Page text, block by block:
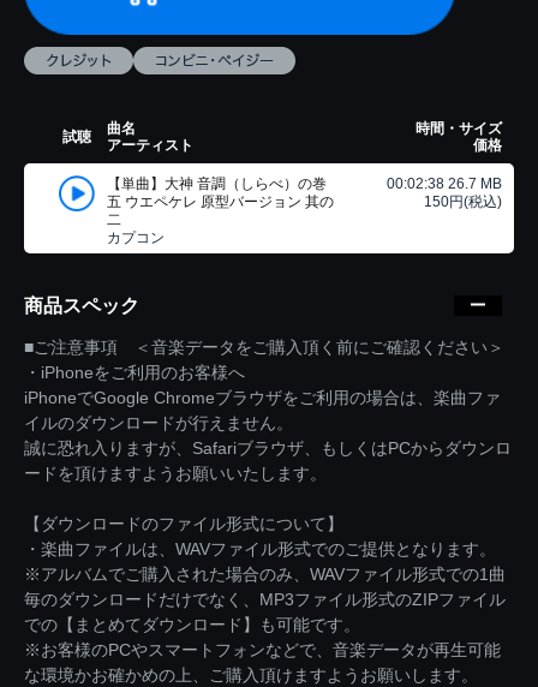
試聴
曲名
アーティスト
時間・サイズ
価格
【単曲】大神 音調（しらべ）の巻
五 ウエペケレ 原型バージョン 其の
二
カプコン
00:02:38 26.7 MB
150円(税込)
商品スペック
■ご注意事項 ＜音楽データをご購入頂く前にご確認ください＞
・iPhoneをご利用のお客様へ
iPhoneでGoogle Chromeブラウザをご利用の場合は、楽曲ファ
イルのダウンロードが行えません。
誠に恐れ入りますが、Safariブラウザ、もしくはPCからダウンロ
ードを頂けますようお願いいたします。
【ダウンロードのファイル形式について】
・楽曲ファイルは、WAVファイル形式でのご提供となります。
※アルバムでご購入された場合のみ、WAVファイル形式での1曲
毎のダウンロードだけでなく、MP3ファイル形式のZIPファイル
での【まとめてダウンロード】も可能です。
※お客様のPCやスマートフォンなどで、音楽データが再生可能
な環境かお確かめの上、ご購入頂けますようお願いします。